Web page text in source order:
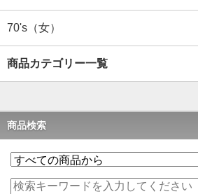
70's（女）
商品カテゴリー一覧
商品検索